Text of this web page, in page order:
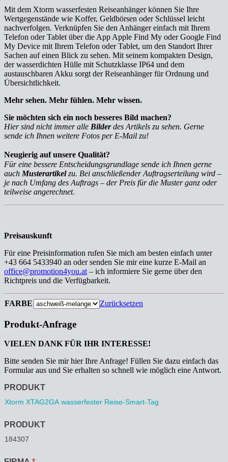
Mit dem Xtorm wasserfesten Reiseanhänger können Sie Ihre
Wertgegenstände wie Koffer, Geldbörsen oder Schlüssel leicht
nachverfolgen. Verknüpfen Sie den Anhänger einfach mit Ihrem
Telefon oder Tablet über die App Apple Find My oder Google Find
My Device mit Ihrem Telefon oder Tablet, um den Standort Ihrer
Sachen auf einen Blick zu sehen. Mit seinem kompakten Design,
der wasserdichten Hülle mit Schutzklasse IP64 und dem
austauschbaren Akku sorgt der Reiseanhänger für Ordnung und
Übersichtlichkeit.
Mehr sehen. Mehr fühlen. Mehr wissen.
Sie möchten sich ein noch besseres Bild machen?
Hier sind nicht immer alle Bilderdes Artikels zu sehen. Gerne
sende ich Ihnen weitere Fotos per E-Mail zu!
Neugierig auf unsere Qualität?
Für eine bessere Entscheidungsgrundlage sende ich Ihnen gerne
auch Musterartikelzu. Bei anschließender Auftragserteilung wird –
je nach Umfang des Auftrags – der Preis für die Muster ganz oder
teilweise angerechnet.
Preisauskunft
Für eine Preisinformation rufen Sie mich am besten einfach unter
+43 664 5433940 an oder senden Sie mir eine kurze E-Mail an
office@promotion4you.at – ich informiere Sie gerne über den
Richtpreis und die Verfügbarkeit.
FARBE Zurücksetzen
Produkt-Anfrage
VIELEN DANK FÜR IHR INTERESSE!
Bitte senden Sie mir hier Ihre Anfrage! Füllen Sie dazu einfach das
Formular aus und Sie erhalten so schnell wie möglich eine Antwort.
Anfrage
PRODUKT
PRODUKT